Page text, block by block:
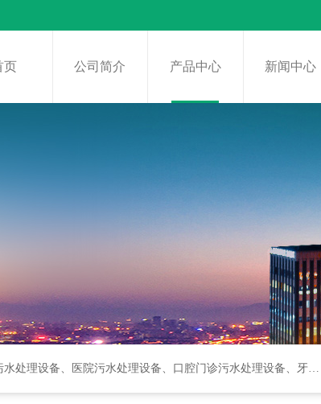
页 公司简介 产品中心 新闻中心
污水处理设备、口腔门诊污水处理设备、牙科诊所污水处理设备、次氯酸发生器